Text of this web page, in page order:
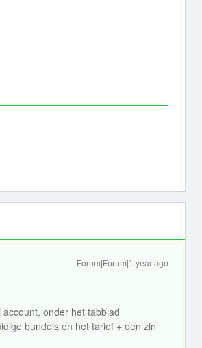
Forum|Forum|1 year ago
onder het tabblad
bundels en het tarief + een zin